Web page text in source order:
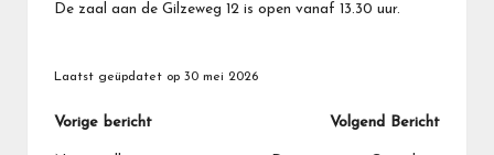
De zaal aan de Gilzeweg 12 is open vanaf 13.30 uur.
Laatst geüpdatet op 30 mei 2026
Bericht
Vorige bericht Volgend Bericht